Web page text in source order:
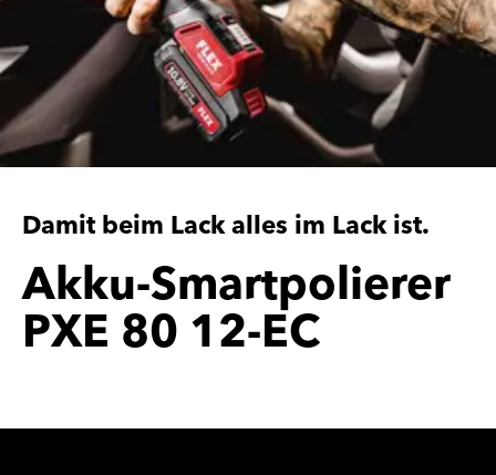
Damit beim Lack alles im Lack ist.
Akku-Smartpolierer
PXE 80 12-EC